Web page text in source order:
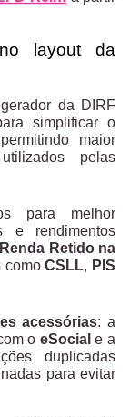
layout da
da DIRF
simplificar o
maior
pelas
para melhor
e rendimentos
Retido na
comoCSLL, PIS
acessórias: a
o eSocial e a
duplicadas
para evitar